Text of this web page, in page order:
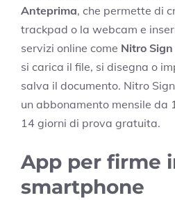
Anteprima, che permette di
trackpad o la webcam e
servizi online come Nitro Sign
si carica il file, si disegna o
salva il documento. Nitro
un abbonamento mensile da
14 giorni di prova gratuita.
App per firme
smartphone